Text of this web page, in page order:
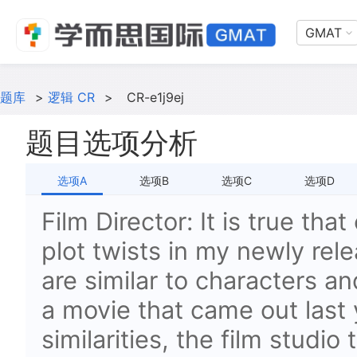
GMAT
题库 > 逻辑 CR > CR-e1j9ej
题目选项分析
选项A 选项B 选项C 选项D
Film Director: It is true
plot twists in my newly
are similar to characters
a movie that came out last
similarities, the film studio